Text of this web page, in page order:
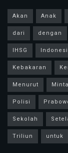
Akan Anak
dari
dengan
IHSG
Kebakaran
Menurut
Minta
Polisi
Sekolah
Triliun
untuk